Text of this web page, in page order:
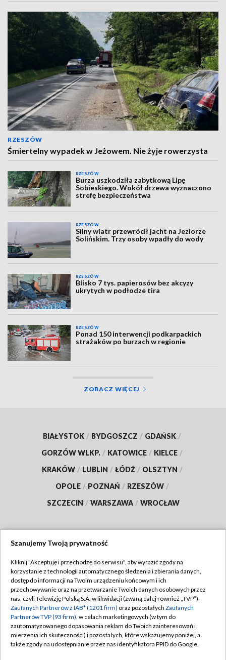
RZESZÓW
Śmiertelny wypadek w Jeżowem. Nie żyje rowerzysta
RZESZÓW
Burza uszkodziła zabytkową Lipę
Sobieskiego. Wokół drzewa wyznaczono
strefę bezpieczeństwa
RZESZÓW
Silny wiatr przewrócił jacht na Jeziorze
Solińskim. Trzy osoby wpadły do wody
RZESZÓW
Blisko 7 tys. papierosów bez akcyzy
ukrytych w podłodze tira
RZESZÓW
Ponad 150 interwencji podkarpackich
strażaków po burzach w regionie
ZOBACZ WIĘCEJ
BIAŁYSTOK / BYDGOSZCZ / GDAŃSK /
GORZÓW WLKP. / KATOWICE / KIELCE /
KRAKÓW / LUBLIN / ŁÓDŹ / OLSZTYN /
OPOLE / POZNAŃ / RZESZÓW /
SZCZECIN / WARSZAWA / WROCŁAW
TVP
Abonament TVP
Emisja w TVP
Centrum informacji TVP
Naziemna Telewizja Cyfrowa
Regulamin TVP
Polityka prywatności
Moje zgody
Pomoc
Szanujemy Twoją prywatność
Kliknij "Akceptuję i przechodzę do serwisu", aby wyrazić zgody na
korzystanie z technologii automatycznego śledzenia i zbierania danych,
dostęp do informacji na Twoim urządzeniu końcowym i ich
przechowywanie oraz na przetwarzanie Twoich danych osobowych przez
nas, czyli Telewizję Polską S.A. w likwidacji (zwaną dalej również „TVP”),
Zaufanych Partnerów z IAB* (1201 firm) oraz pozostałych Zaufanych
Partnerów TVP (93 firm), w celach marketingowych (w tym do
zautomatyzowanego dopasowania reklam do Twoich zainteresowań i
mierzenia ich skuteczności) i pozostałych, które wskazujemy poniżej, a
także zgody na udostępnianie przez nas identyfikatora PPID do Google.